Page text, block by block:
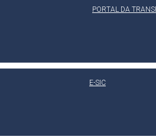
PORTAL DA
E-SIC